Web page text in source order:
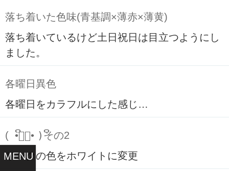
MENU
落ち着いた色味(青基調×薄赤×薄黄)
落ち着いているけど土日祝日は目立つようにし
ました。
各曜日異色
各曜日をカラフルにした感じ…
( ິ•ᆺ⃘• )ິその2
リンクの色をホワイトに変更